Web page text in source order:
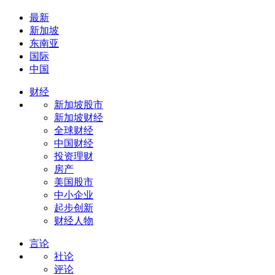
最新
新加坡
东南亚
国际
中国
财经
新加坡股市
新加坡财经
全球财经
中国财经
投资理财
房产
美国股市
中小企业
起步创新
财经人物
言论
社论
评论